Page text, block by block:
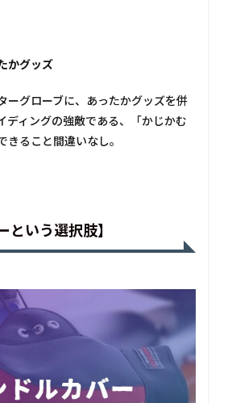
かグッズ
ーグローブに、あったかグッズを併
ディングの強敵である、「かじかむ
きること間違いなし。
という選択肢】